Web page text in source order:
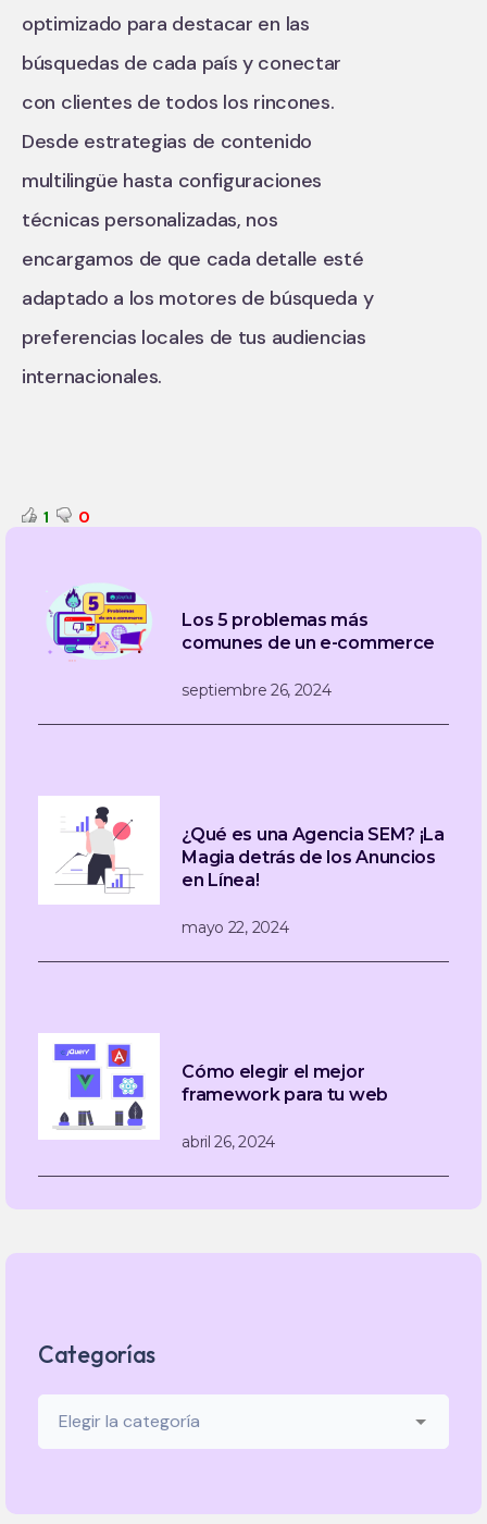
optimizado para destacar en las
búsquedas de cada país y conectar
con clientes de todos los rincones.
Desde estrategias de contenido
multilingüe hasta configuraciones
técnicas personalizadas, nos
encargamos de que cada detalle esté
adaptado a los motores de búsqueda y
preferencias locales de tus audiencias
internacionales.
1 0
Los 5 problemas más
comunes de un e-commerce
septiembre 26, 2024
¿Qué es una Agencia SEM? ¡La
Magia detrás de los Anuncios
en Línea!
mayo 22, 2024
Cómo elegir el mejor
framework para tu web
abril 26, 2024
Categorías